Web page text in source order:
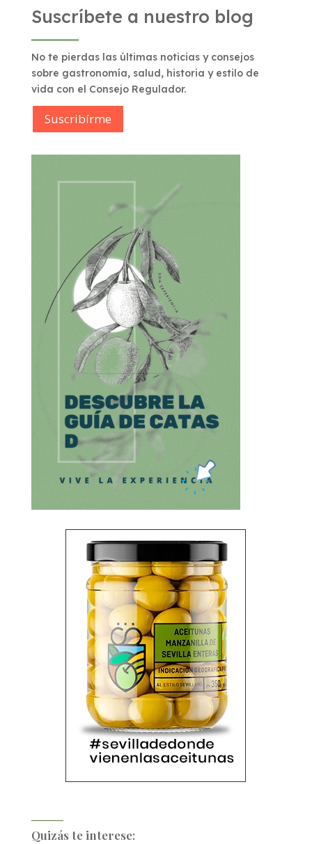
Suscríbete a nuestro blog
No te pierdas las últimas noticias y consejos
sobre gastronomía, salud, historia y estilo de
vida con el Consejo Regulador.
Suscribírme
Quizás te interese: